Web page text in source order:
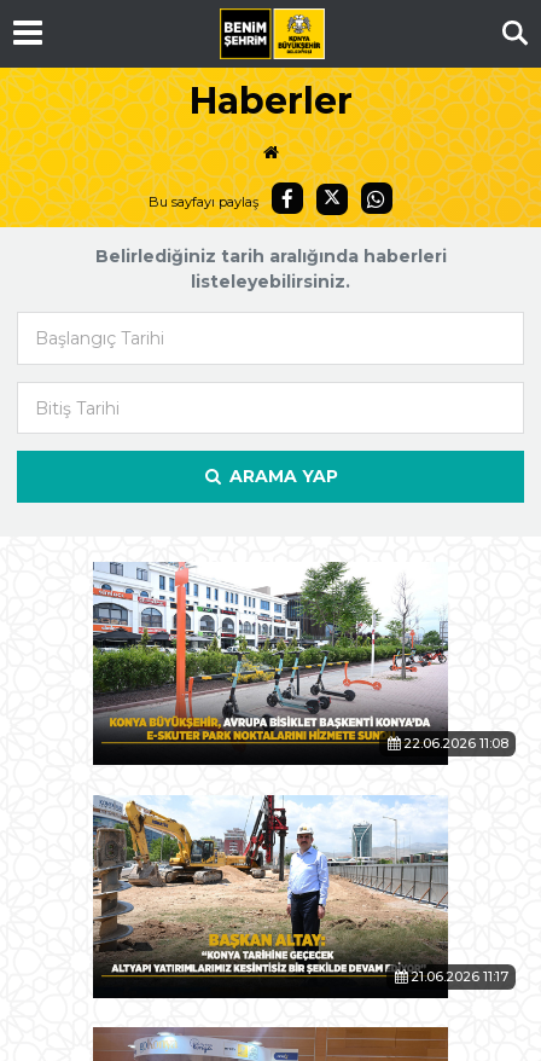
Haberler
Bu sayfayı paylaş
Belirlediğiniz tarih aralığında haberleri
listeleyebilirsiniz.
ARAMA YAP
22.06.2026 11:08
21.06.2026 11:17